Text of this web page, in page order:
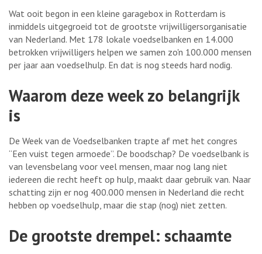
Wat ooit begon in een kleine garagebox in Rotterdam is
inmiddels uitgegroeid tot de grootste vrijwilligersorganisatie
van Nederland. Met 178 lokale voedselbanken en 14.000
betrokken vrijwilligers helpen we samen zo'n 100.000 mensen
per jaar aan voedselhulp. En dat is nog steeds hard nodig.
Waarom deze week zo belangrijk
is
De Week van de Voedselbanken trapte af met het congres
“Een vuist tegen armoede”. De boodschap? De voedselbank is
van levensbelang voor veel mensen, maar nog lang niet
iedereen die recht heeft op hulp, maakt daar gebruik van. Naar
schatting zijn er nog 400.000 mensen in Nederland die recht
hebben op voedselhulp, maar die stap (nog) niet zetten.
De grootste drempel: schaamte